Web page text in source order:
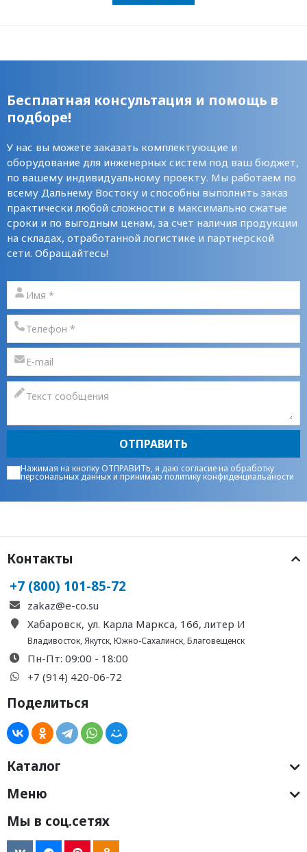
Бесплатная консультация и помощь в
подборе!
У нас вы можете заказать комплектующие и
оборудование для инженерных систем под ваш бюджет,
по вашему индивидуальному проекту. Мы работаем по
всему Дальнему Востоку и способны выполнить заказ
практически любой сложности в максимально сжатые
сроки и по выгодным ценам, за счет наличия продукции
на складах, отработанной логистике и партнерской
сети. Обращайтесь!
ОТПРАВИТЬ
Нажимая на кнопку ОТПРАВИТЬ, я даю согласие на обработку
персональных данныхи принимаюполитику конфиденциальаности
Контакты
+7 (800) 101-85-72
zakaz@e-co.su
Хабаровск, ул. Карла Маркса, 166, литер И
Владивосток,Якутск,Южно-Сахалинск,Благовещенск
Пн-Пт: 09:00 - 18:00
+7 (914) 420-06-72
Поделиться
Каталог
Меню
Мы в соц.сетях